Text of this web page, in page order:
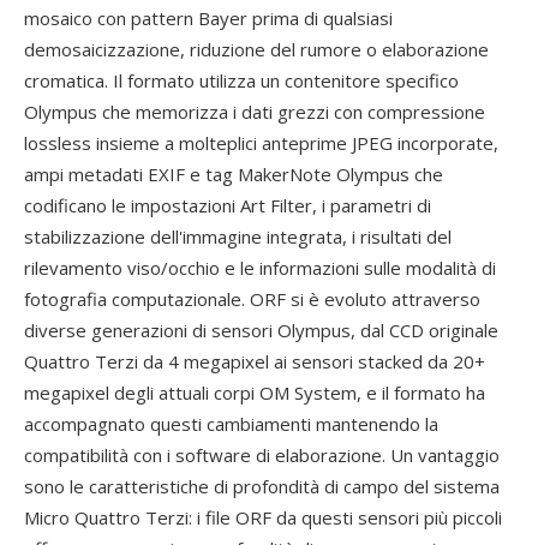
mosaico con pattern Bayer prima di qualsiasi
demosaicizzazione, riduzione del rumore o elaborazione
cromatica. Il formato utilizza un contenitore specifico
Olympus che memorizza i dati grezzi con compressione
lossless insieme a molteplici anteprime JPEG incorporate,
ampi metadati EXIF e tag MakerNote Olympus che
codificano le impostazioni Art Filter, i parametri di
stabilizzazione dell'immagine integrata, i risultati del
rilevamento viso/occhio e le informazioni sulle modalità di
fotografia computazionale. ORF si è evoluto attraverso
diverse generazioni di sensori Olympus, dal CCD originale
Quattro Terzi da 4 megapixel ai sensori stacked da 20+
megapixel degli attuali corpi OM System, e il formato ha
accompagnato questi cambiamenti mantenendo la
compatibilità con i software di elaborazione. Un vantaggio
sono le caratteristiche di profondità di campo del sistema
Micro Quattro Terzi: i file ORF da questi sensori più piccoli